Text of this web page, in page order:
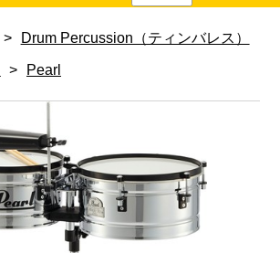
> Drum Percussion（ティンバレス）
> Pearl